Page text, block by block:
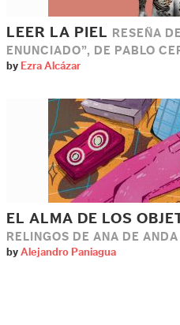
LEER LA PIEL
RESEÑA
ENUNCIADO”, DE PABLO
by Ezra Alcázar
EL ALMA DE LOS
RELINGOS DE ANA DE ANDA
by Alejandro Paniagua